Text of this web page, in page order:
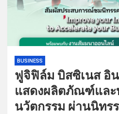
BUSINESS
ฟูจิฟิล์ม บิสซิเนส อิ
แสดงผลิตภัณฑ์และ
นวัตกรรม ผ่านนิทร